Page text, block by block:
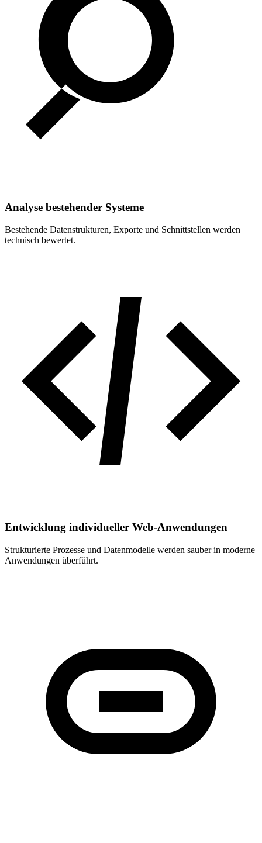
Analyse bestehender Systeme
Bestehende Datenstrukturen, Exporte und Schnittstellen werden
technisch bewertet.
Entwicklung individueller Web-Anwendungen
Strukturierte Prozesse und Datenmodelle werden sauber in moderne
Anwendungen überführt.